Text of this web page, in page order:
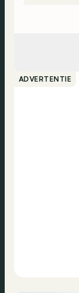
ADVERTENTIE